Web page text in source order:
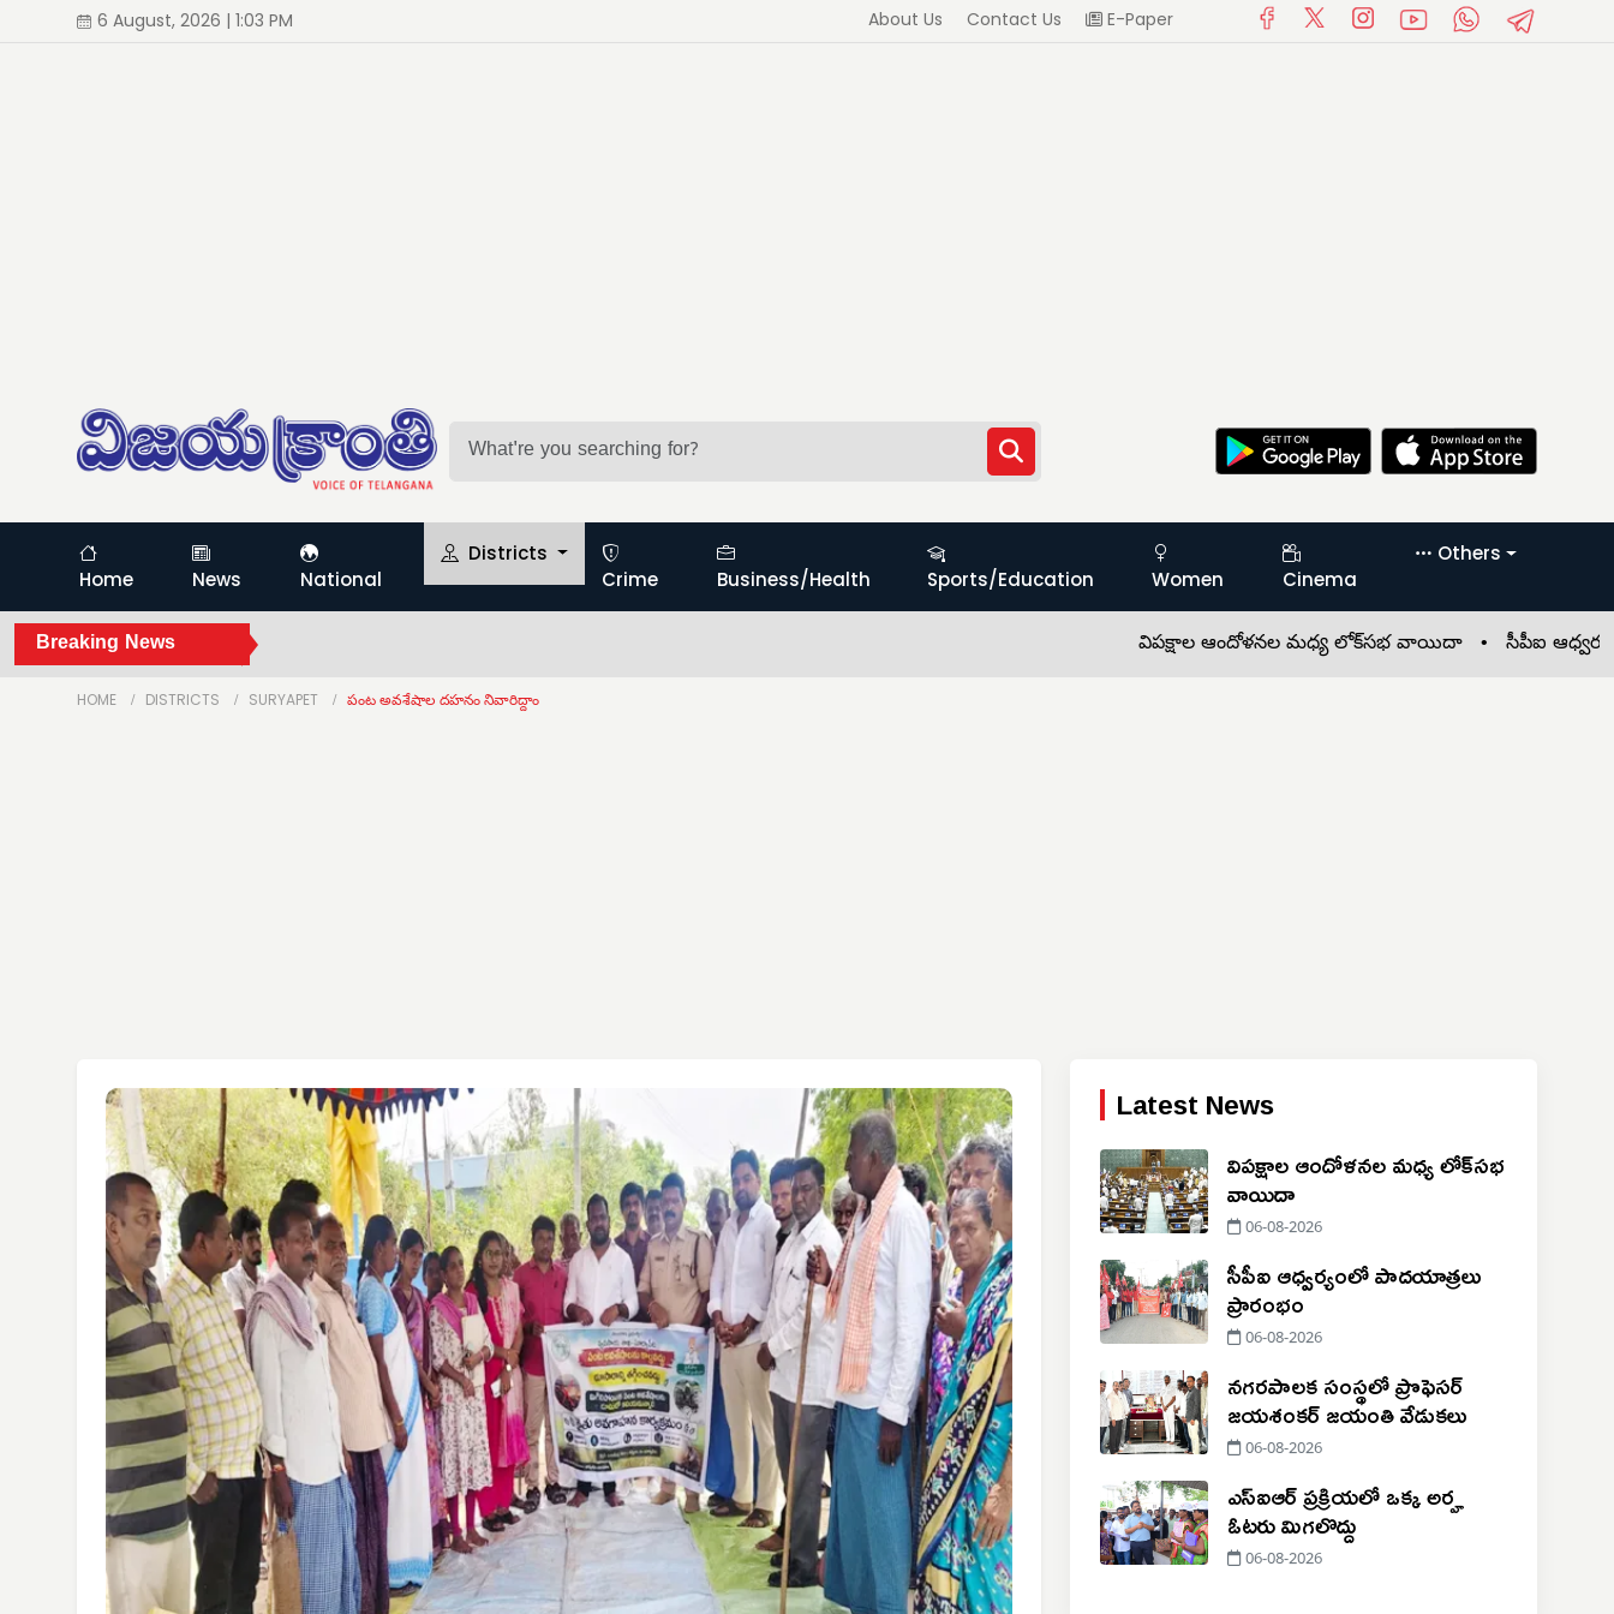
6 August, 2026 | 1:03 PM About Us Contact Us E-Paper
Home News National
Districts
Crime
Business/Health Sports/Education Women Cinema
Others
Breaking News విపక్షాల ఆందోళనల మధ్య లోక్‌సభ వాయిదా •సీపీఐ ఆధ్వర్యంలో
HOME DISTRICTS SURYAPET పంట అవశేషాల దహనం నివారిద్దాం
Latest News
విపక్షాల ఆందోళనల మధ్య లోక్‌సభ
వాయిదా
06-08-2026
సీపీఐ ఆధ్వర్యంలో పాదయాత్రలు
ప్రారంభం
06-08-2026
నగరపాలక సంస్థలో ప్రొఫెసర్
జయశంకర్ జయంతి వేడుకలు
06-08-2026
ఎస్‌ఐఆర్ ప్రక్రియలో ఒక్క అర్హ
ఓటరు మిగలొద్దు
06-08-2026